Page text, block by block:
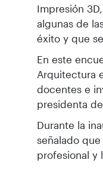
Impresión
algunas de
éxito y que
En este
Arquitectura
docentes e
presidenta
Durante la
señalado
profesional y